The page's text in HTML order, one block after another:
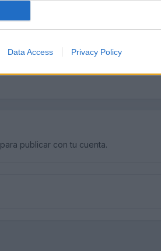
Data Access Privacy Policy
para publicar con tu cuenta.